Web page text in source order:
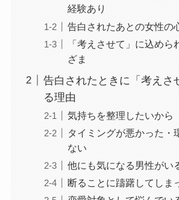
経験あり
告白されたあとの女性の
「考えさせて」に込めら
ざま
告白されたときに「考えさ
る理由
気持ちを整理したいから
タイミングが悪かった・
ない
他にも気になる男性がい
断ることに躊躇してしま